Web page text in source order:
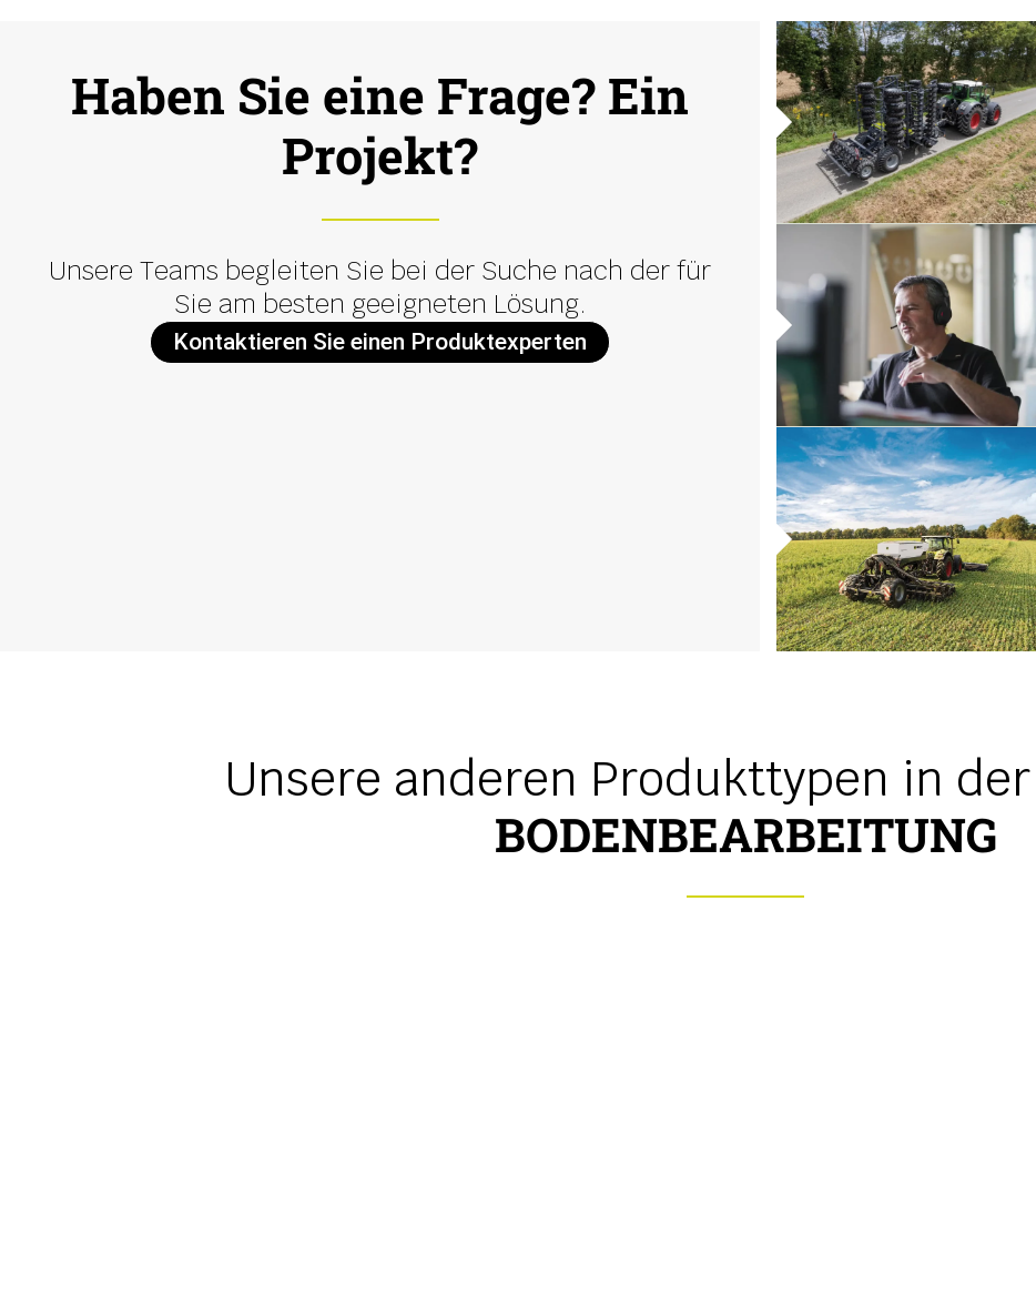
Haben Sie eine Frage? Ein
Projekt?
Unsere Teams begleiten Sie bei der Suche nach der für
Sie am besten geeigneten Lösung.
Kontaktieren Sie einen Produktexperten
Unsere anderen Produkttypen in
BODENBEARBEITUNG